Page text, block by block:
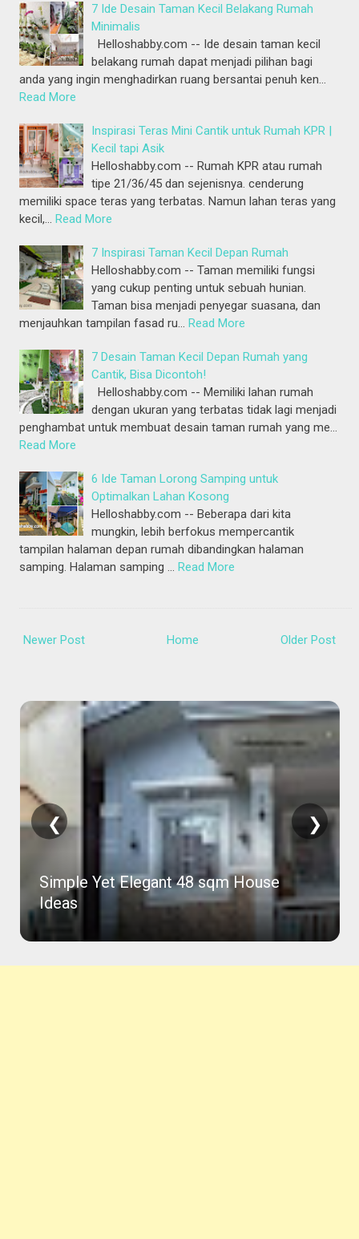
7 Ide Desain Taman Kecil Belakang Rumah
Minimalis
Helloshabby.com -- Ide desain taman kecil
belakang rumah dapat menjadi pilihan bagi
anda yang ingin menghadirkan ruang bersantai penuh ken…
Read More
Inspirasi Teras Mini Cantik untuk Rumah KPR |
Kecil tapi Asik
Helloshabby.com -- Rumah KPR atau rumah
tipe 21/36/45 dan sejenisnya. cenderung
memiliki space teras yang terbatas. Namun lahan teras yang
kecil,… Read More
7 Inspirasi Taman Kecil Depan Rumah
Helloshabby.com -- Taman memiliki fungsi
yang cukup penting untuk sebuah hunian.
Taman bisa menjadi penyegar suasana, dan
menjauhkan tampilan fasad ru… Read More
7 Desain Taman Kecil Depan Rumah yang
Cantik, Bisa Dicontoh!
Helloshabby.com -- Memiliki lahan rumah
dengan ukuran yang terbatas tidak lagi menjadi
penghambat untuk membuat desain taman rumah yang me…
Read More
6 Ide Taman Lorong Samping untuk
Optimalkan Lahan Kosong
Helloshabby.com -- Beberapa dari kita
mungkin, lebih berfokus mempercantik
tampilan halaman depan rumah dibandingkan halaman
samping. Halaman samping … Read More
Newer Post Older Post
Home
Simple Yet Elegant 48 sqm House
Ideas
❮ ❯